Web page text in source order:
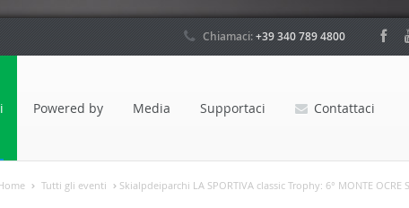
Chiamaci:+39 340 789 4800
Powered by Media Supportaci Contattaci
Tutti gli eventi Skialpdeiparchi LA SPORTIVA classic Trophy: 6° MONTE OCRE